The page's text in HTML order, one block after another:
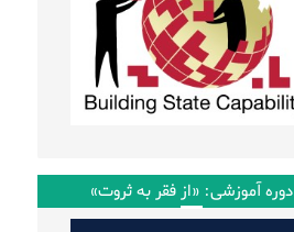
دوره آموزشی: «از فقر به ثروت»